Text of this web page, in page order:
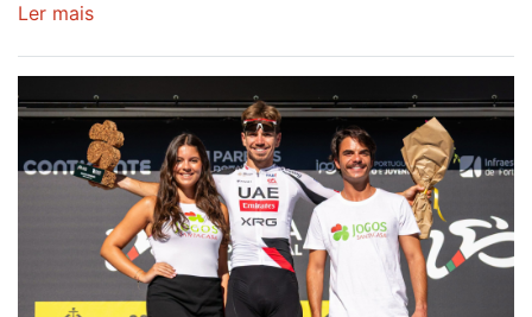
Ler mais
Oliveira
é
sexto
e
continua
Camisola
Amarela
ao